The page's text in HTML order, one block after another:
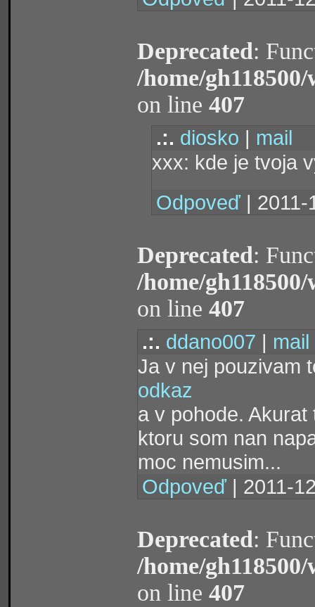
Deprecated:
/home/
on line 407
.:. diosko | mail
xxx: kde je tvoja
Odpoveď |
Deprecated:
/home/
on line 407
.:. ddano007 | mail
Ja v nej pouzivam
odkaz
a v pohode.
ktoru som nan
moc nemusim...
Odpoveď | 2011-
Deprecated:
/home/
on line 407